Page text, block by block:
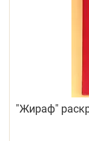
"Жираф"